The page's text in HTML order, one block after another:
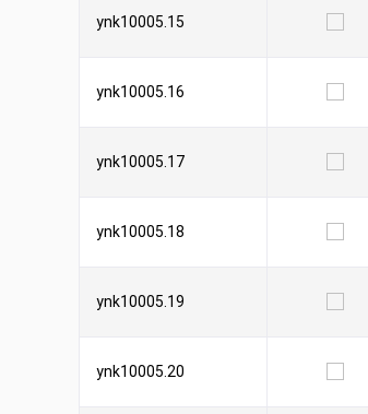
ynk10005.15
ynk10005.16
ynk10005.17
ynk10005.18
ynk10005.19
ynk10005.20